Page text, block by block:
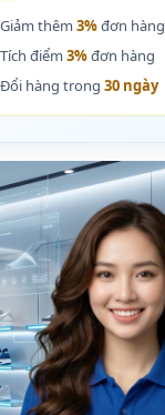
Giảm thêm 3%đơn hàng
Tích điểm 3%đơn hàng
Đổi hàng trong 30 ngày